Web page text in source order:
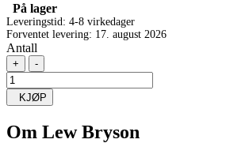
På lager
Leveringstid: 4-8 virkedager
Forventet levering: 17. august 2026
Antall
+ -
KJØP
Om Lew Bryson